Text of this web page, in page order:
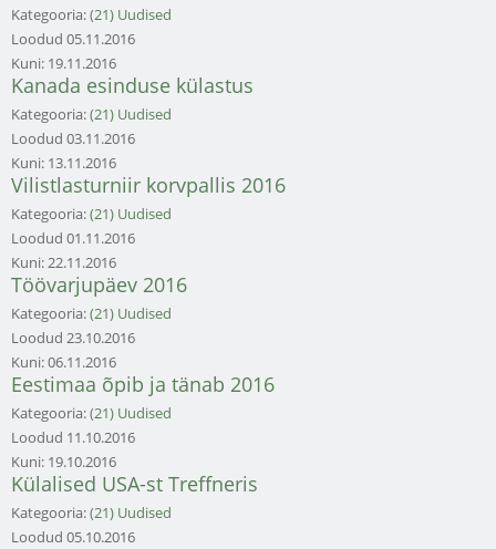
Kategooria:(21) Uudised
Loodud 05.11.2016
Kuni: 19.11.2016
Kanada esinduse külastus
Kategooria:(21) Uudised
Loodud 03.11.2016
Kuni: 13.11.2016
Vilistlasturniir korvpallis 2016
Kategooria:(21) Uudised
Loodud 01.11.2016
Kuni:22.11.2016
Töövarjupäev 2016
Kategooria:(21) Uudised
Loodud 23.10.2016
Kuni:06.11.2016
Eestimaa õpib ja tänab 2016
Kategooria:(21) Uudised
Loodud 11.10.2016
Kuni: 19.10.2016
Külalised USA-st Treffneris
Kategooria:(21) Uudised
Loodud 05.10.2016